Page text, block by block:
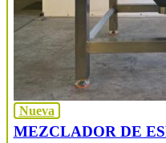
Nueva
MEZCLADOR DE